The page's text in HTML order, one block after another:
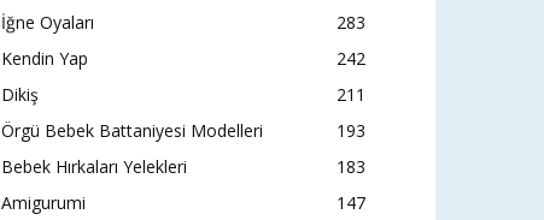
İğne Oyaları
283
Kendin Yap
242
Dikiş
211
Örgü Bebek Battaniyesi Modelleri
193
Bebek Hırkaları Yelekleri
183
Amigurumi
147